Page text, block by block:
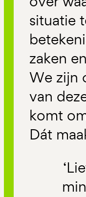
situatie
zaken
We zijn
van
komt
Dát